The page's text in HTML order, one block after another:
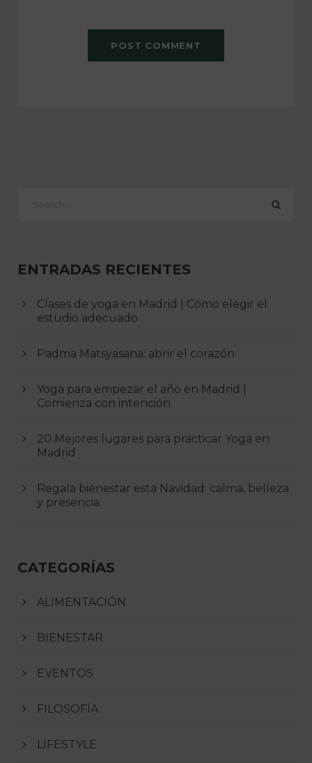
ENTRADAS RECIENTES
Clases de yoga en Madrid | Cómo elegir el
estudio adecuado
Padma Matsyasana: abrir el corazón
Yoga para empezar el año en Madrid |
Comienza con intención
20 Mejores lugares para practicar Yoga en
Madrid
Regala bienestar esta Navidad: calma, belleza
y presencia
CATEGORÍAS
ALIMENTACIÓN
BIENESTAR
EVENTOS
FILOSOFÍA
LIFESTYLE